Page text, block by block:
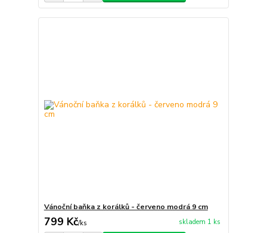
Vánoční baňka z korálků - červeno modrá 9 cm
799 Kč/ks skladem 1 ks